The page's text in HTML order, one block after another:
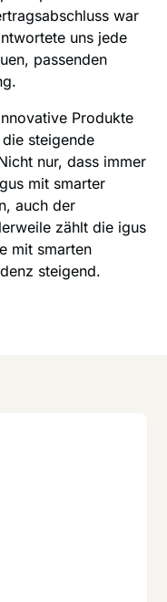
war
uns jede
passenden
Produkte
steigende
nur, dass immer
mit smarter
auch der
zählt die igus
mit smarten
steigend.